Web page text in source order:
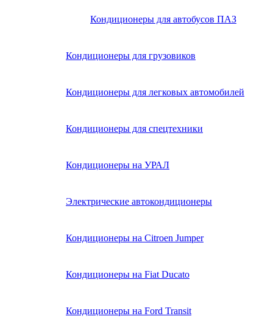
Кондиционеры для автобусов ПАЗ
Кондиционеры для грузовиков
Кондиционеры для легковых автомобилей
Кондиционеры для спецтехники
Кондиционеры на УРАЛ
Электрические автокондиционеры
Кондиционеры на Citroen Jumper
Кондиционеры на Fiat Ducato
Кондиционеры на Ford Transit